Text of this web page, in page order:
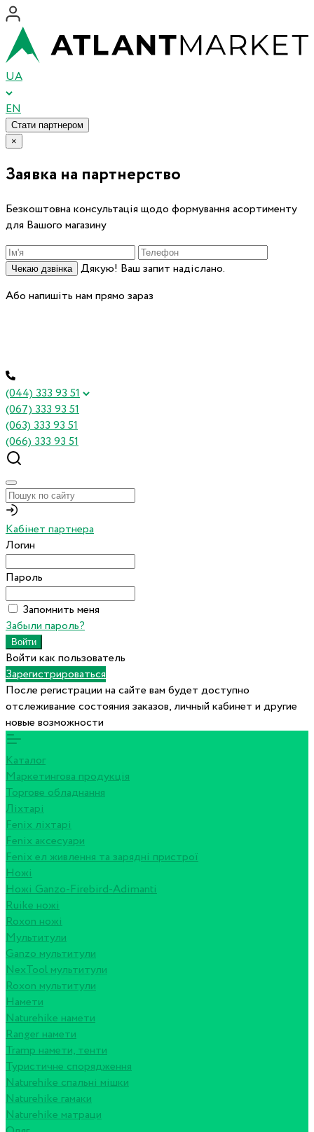
UA
EN
Стати партнером
×
Заявка на партнерство
Безкоштовна консультація щодо формування асортименту
для Вашого магазину
Чекаю дзвінка
Дякую! Ваш запит надіслано.
Або напишіть нам прямо зараз
(044) 333 93 51
(067) 333 93 51
(063) 333 93 51
(066) 333 93 51
Кабінет партнера
Логин
Пароль
Запомнить меня
Забыли пароль?
Войти как пользователь
Зарегистрироваться
После регистрации на сайте вам будет доступно
отслеживание состояния заказов, личный кабинет и другие
новые возможности
Каталог
Маркетингова продукція
Торгове обладнання
Ліхтарі
Fenix ліхтарі
Fenix аксесуари
Fenix ел живлення та зарядні пристрої
Ножі
Ножі Ganzo-Firebird-Adimanti
Ruike ножі
Roxon ножi
Мультитули
Ganzo мультитули
NexTool мультитули
Roxon мультитули
Намети
Naturehike намети
Ranger намети
Tramp намети, тенти
Туристичне спорядження
Naturehike спальні мішки
Naturehike гамаки
Naturehike матраци